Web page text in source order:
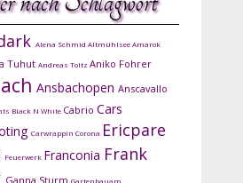
Alena Schmid AltmühlseeAmarok
Tuhut Andreas Toltz Aniko Fohrer
Ansbachopen Anscavallo
Black N White Cabrio Cars
Carwrappin Corona Ericpare
Feuerwerk Franconia Frank
Ganna Sturm